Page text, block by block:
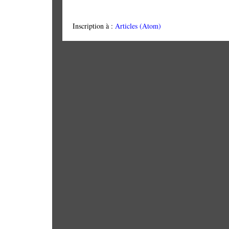
Inscription à : Articles (Atom)